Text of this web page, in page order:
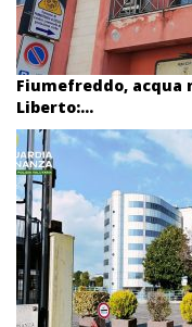
Fiumefreddo, acqua
Liberto:...